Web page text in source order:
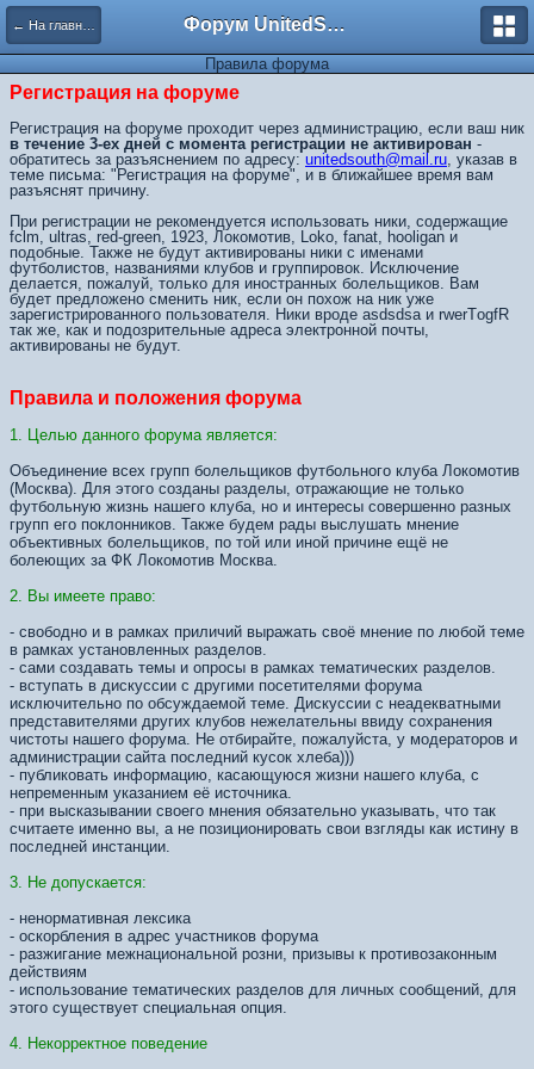
← На главную Форум UnitedSouth
Правила форума
Регистрация на форуме
Регистрация на форуме проходит через администрацию, если ваш ник
в течение 3-ех дней с момента регистрации не активирован -
обратитесь за разъяснением по адресу: unitedsouth@mail.ru, указав в
теме письма: "Регистрация на форуме", и в ближайшее время вам
разъяснят причину.
При регистрации не рекомендуется использовать ники, содержащие
fclm, ultras, red-green, 1923, Локомотив, Loko, fanat, hooligan и
подобные. Также не будут активированы ники с именами
футболистов, названиями клубов и группировок. Исключение
делается, пожалуй, только для иностранных болельщиков. Вам
будет предложено сменить ник, если он похож на ник уже
зарегистрированного пользователя. Ники вроде asdsdsa и rwerTоgfR
так же, как и подозрительные адреса электронной почты,
активированы не будут.
Правила и положения форума
1. Целью данного форума является:
Объединение всех групп болельщиков футбольного клуба Локомотив
(Москва). Для этого созданы разделы, отражающие не только
футбольную жизнь нашего клуба, но и интересы совершенно разных
групп его поклонников. Также будем рады выслушать мнение
объективных болельщиков, по той или иной причине ещё не
болеющих за ФК Локомотив Москва.
2. Вы имеете право:
- свободно и в рамках приличий выражать своё мнение по любой теме
в рамках установленных разделов.
- сами создавать темы и опросы в рамках тематических разделов.
- вступать в дискуссии с другими посетителями форума
исключительно по обсуждаемой теме. Дискуссии с неадекватными
представителями других клубов нежелательны ввиду сохранения
чистоты нашего форума. Не отбирайте, пожалуйста, у модераторов и
администрации сайта последний кусок хлеба)))
- публиковать информацию, касающуюся жизни нашего клуба, с
непременным указанием её источника.
- при высказывании своего мнения обязательно указывать, что так
считаете именно вы, а не позиционировать свои взгляды как истину в
последней инстанции.
3. Не допускается:
- ненормативная лексика
- оскорбления в адрес участников форума
- разжигание межнациональной розни, призывы к противозаконным
действиям
- использование тематических разделов для личных сообщений, для
этого существует специальная опция.
4. Некорректное поведение